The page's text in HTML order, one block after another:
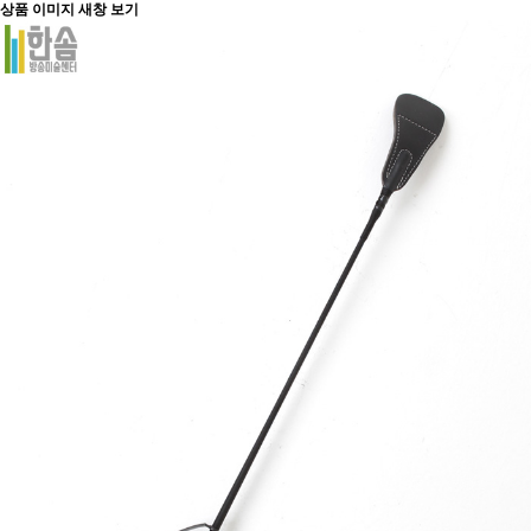
상품 이미지 새창 보기